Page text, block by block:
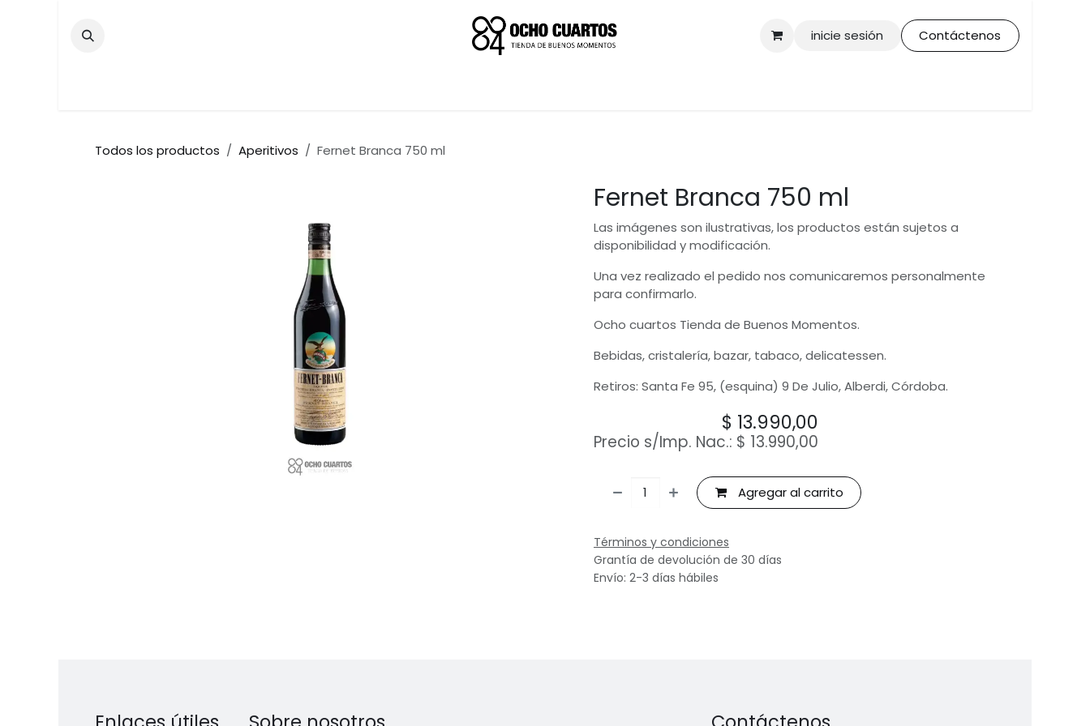
inicie sesión
Contáctenos
Todos los productos Aperitivos Fernet Branca 750 ml
Fernet Branca 750 ml
Las imágenes son ilustrativas, los productos están sujetos a
disponibilidad y modificación.
Una vez realizado el pedido nos comunicaremos personalmente
para confirmarlo.
Ocho cuartos Tienda de Buenos Momentos.
Bebidas, cristalería, bazar, tabaco, delicatessen.
Retiros: Santa Fe 95, (esquina) 9 De Julio, Alberdi, Córdoba.
$ 13.990,00
Precio s/Imp. Nac.: $ 13.990,00
Agregar al carrito
Términos y condiciones
Grantía de devolución de 30 días
Envío: 2-3 días hábiles